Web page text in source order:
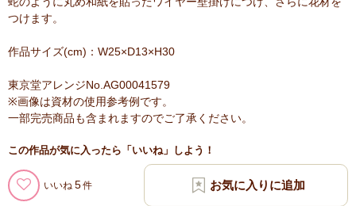
つけます。
作品サイズ(cm)：W25×D13×H30
東京堂アレンジNo.AG00041579
※画像は資材の使用参考例です。
一部完売商品も含まれますのでご了承ください。
この作品が気に入ったら「いいね」しよう！
いいね 5